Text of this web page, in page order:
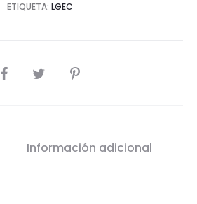
ETIQUETA: LGEC
COMPARTIR
Información adicional